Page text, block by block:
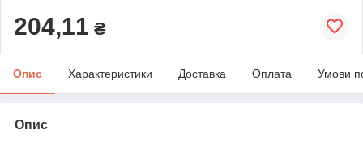
204,11 ₴
Опис Характеристики Доставка Оплата Умови
Опис